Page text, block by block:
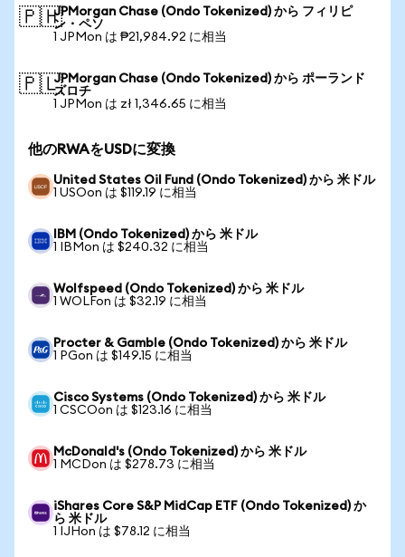
🇵🇭JPMorgan Chase (Ondo Tokenized) から フィリピ
ン・ペソ
1 JPMon は ₱21,984.92 に相当
🇵🇱JPMorgan Chase (Ondo Tokenized) から ポーランド
ズロチ
1 JPMon は zł 1,346.65 に相当
他のRWAをUSDに変換
United States Oil Fund (Ondo Tokenized) から 米ドル
1 USOon は $119.19 に相当
IBM (Ondo Tokenized) から 米ドル
1 IBMon は $240.32 に相当
Wolfspeed (Ondo Tokenized) から 米ドル
1 WOLFon は $32.19 に相当
Procter & Gamble (Ondo Tokenized) から 米ドル
1 PGon は $149.15 に相当
Cisco Systems (Ondo Tokenized) から 米ドル
1 CSCOon は $123.16 に相当
McDonald's (Ondo Tokenized) から 米ドル
1 MCDon は $278.73 に相当
iShares Core S&P MidCap ETF (Ondo Tokenized) か
ら 米ドル
1 IJHon は $78.12 に相当